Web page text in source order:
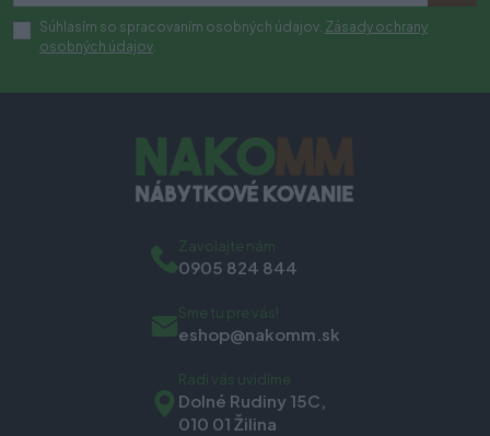
Súhlasím so spracovaním osobných údajov. Zásady ochrany
osobných údajov.
Zavolajte nám
0905 824 844
Sme tu pre vás!
eshop@nakomm.sk
Radi vás uvidíme
Dolné Rudiny 15C,
010 01 Žilina